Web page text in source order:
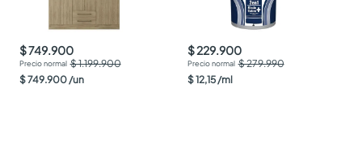
$ 749.900
$ 1.199.900
$749.900 /un
$ 229.900
$ 279.990
$12,15 /ml